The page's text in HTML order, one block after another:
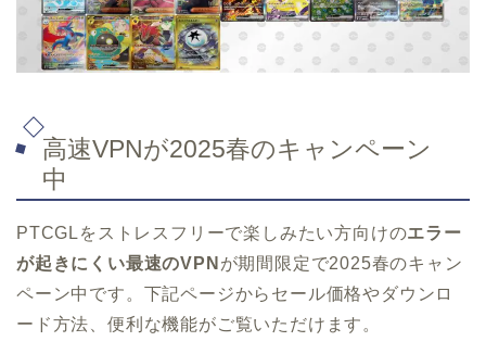
高速VPNが2025春のキャンペーン
中
PTCGLをストレスフリーで楽しみたい方向けのエラー
が起きにくい最速のVPN が期間限定で2025春のキャン
ペーン中です。下記ページからセール価格やダウンロ
ード方法、便利な機能がご覧いただけます。